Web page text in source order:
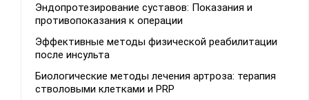
Эндопротезирование суставов: Показания и
противопоказания к операции
Эффективные методы физической реабилитации
после инсульта
Биологические методы лечения артроза: терапия
стволовыми клетками и PRP